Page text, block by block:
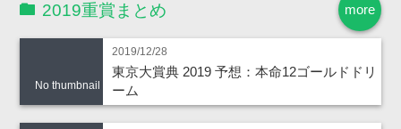
more
2019重賞まとめ
No thumbnail
2019/12/28
東京大賞典 2019 予想：本命12ゴールドドリ
ーム